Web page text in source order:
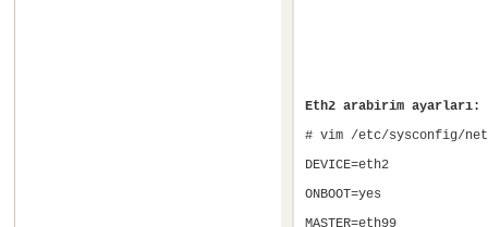
Eth2 arabirim ayarları:
# vim /etc/sysconfig/
DEVICE=eth2
ONBOOT=yes